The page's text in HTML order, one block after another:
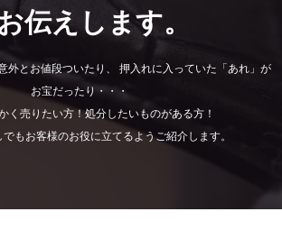
伝えします。
外とお値段ついたり、 押入れに入っていた「あれ」が
お宝だったり・・・
く売りたい方！処分したいものがある方！
もお客様のお役に立てるようご紹介します。